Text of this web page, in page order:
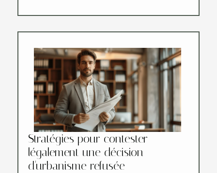
Stratégies pour contester
légalement une décision
d'urbanisme refusée